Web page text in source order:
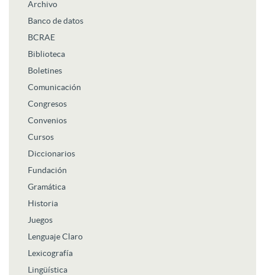
Archivo
Banco de datos
BCRAE
Biblioteca
Boletines
Comunicación
Congresos
Convenios
Cursos
Diccionarios
Fundación
Gramática
Historia
Juegos
Lenguaje Claro
Lexicografía
Lingüística